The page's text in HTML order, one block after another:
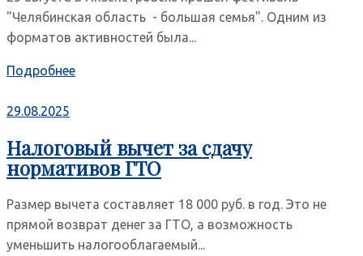
"Челябинская область - большая семья". Одним из
форматов активностей была...
Подробнее
29.08.2025
Налоговый вычет за сдачу
нормативов ГТО
Размер вычета составляет 18 000 руб. в год. Это не
прямой возврат денег за ГТО, а возможность
уменьшить налогооблагаемый...